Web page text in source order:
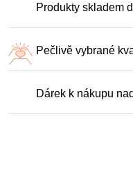
Produkty skladem
Pečlivě vybrané
Dárek k nákupu